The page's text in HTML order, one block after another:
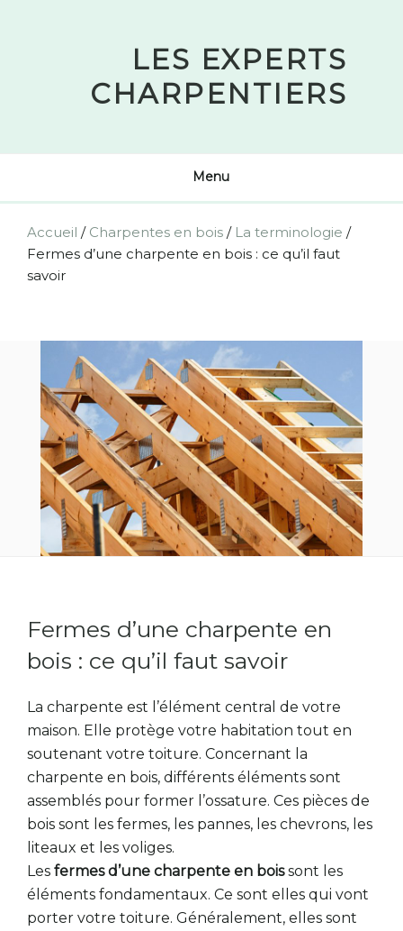
LES EXPERTS
CHARPENTIERS
Menu
Accueil / Charpentes en bois / La terminologie /
Fermes d’une charpente en bois : ce qu’il faut
savoir
Fermes d’une charpente en
bois : ce qu’il faut savoir
La charpente est l’élément central de votre
maison. Elle protège votre habitation tout en
soutenant votre toiture. Concernant la
charpente en bois, différents éléments sont
assemblés pour former l’ossature. Ces pièces de
bois sont les fermes, les pannes, les chevrons, les
liteaux et les voliges.
Les fermes d’une charpente en boissont les
éléments fondamentaux. Ce sont elles qui vont
porter votre toiture. Généralement, elles sont